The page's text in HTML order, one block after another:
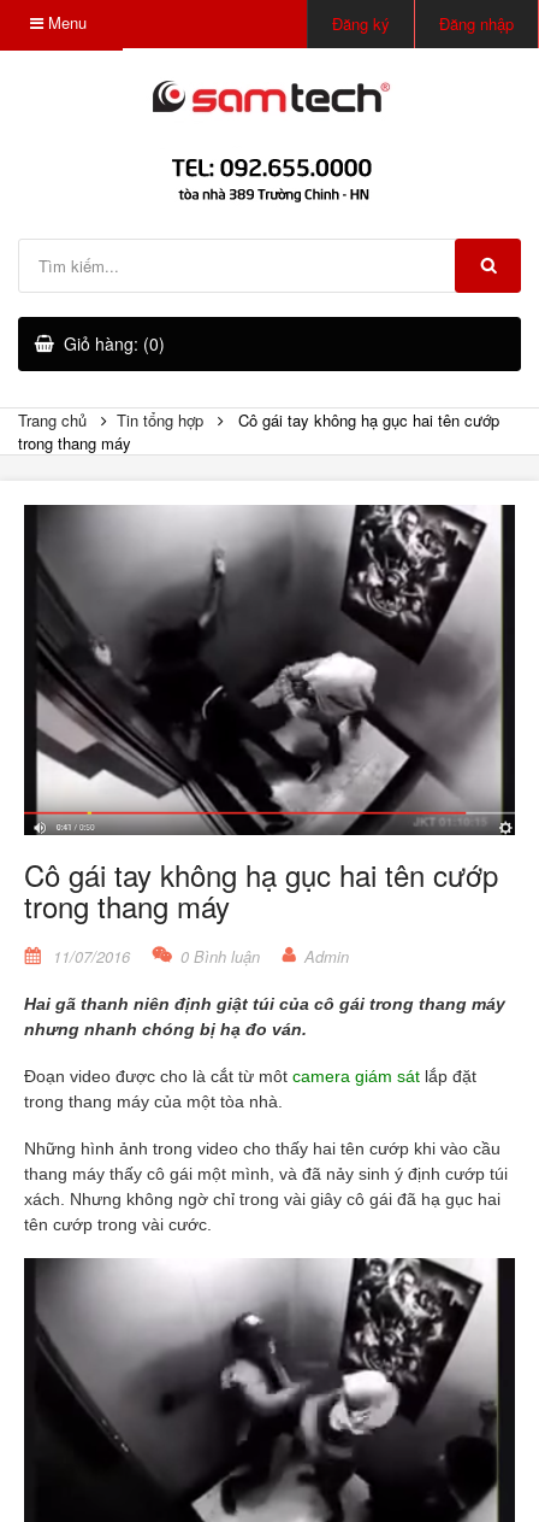
Menu Đăng ký Đăng nhập
Giỏ hàng: (0)
Trang chủ Tin tổng hợp
Cô gái tay không hạ gục hai tên cướp
trong thang máy
Cô gái tay không hạ gục hai tên cướp
trong thang máy
11/07/2016 0 Bình luận Admin
Hai gã thanh niên định giật túi của cô gái trong thang máy
nhưng nhanh chóng bị hạ đo ván.
Đoạn video được cho là cắt từ môt camera giám sát lắp đặt
trong thang máy của một tòa nhà.
Những hình ảnh trong video cho thấy hai tên cướp khi vào cầu
thang máy thấy cô gái một mình, và đã nảy sinh ý định cướp túi
xách. Nhưng không ngờ chỉ trong vài giây cô gái đã hạ gục hai
tên cướp trong vài cước.